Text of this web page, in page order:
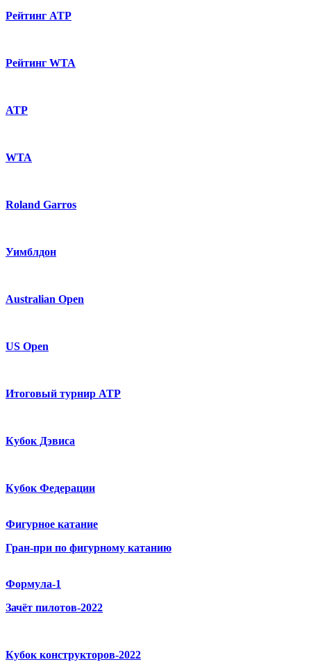
Рейтинг ATP
Рейтинг WTA
ATP
WTA
Roland Garros
Уимблдон
Australian Open
US Open
Итоговый турнир ATP
Кубок Дэвиса
Кубок Федерации
Фигурное катание
Гран-при по фигурному катанию
Формула-1
Зачёт пилотов-2022
Кубок конструкторов-2022